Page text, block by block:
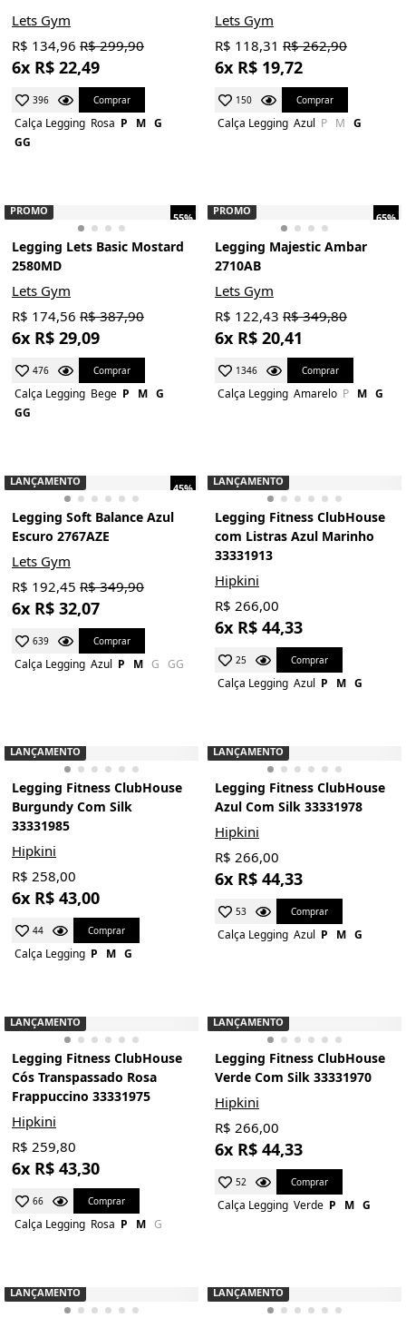
Lets Gym
R$ 134,96 R$ 299,90
6x R$ 22,49
396 Comprar
Calça Legging Rosa P M G
GG
Lets Gym
R$ 118,31 R$ 262,90
6x R$ 19,72
150 Comprar
Calça Legging Azul P M G
55%
PROMO
Legging Lets Basic Mostard
2580MD
Lets Gym
R$ 174,56 R$ 387,90
6x R$ 29,09
476 Comprar
Calça Legging Bege P M G
GG
65%
PROMO
Legging Majestic Ambar
2710AB
Lets Gym
R$ 122,43 R$ 349,80
6x R$ 20,41
1346 Comprar
Calça Legging Amarelo P M G
45%
LANÇAMENTO
Legging Soft Balance Azul
Escuro 2767AZE
Lets Gym
R$ 192,45 R$ 349,90
6x R$ 32,07
639 Comprar
Calça Legging Azul P M G GG
LANÇAMENTO
Legging Fitness ClubHouse
com Listras Azul Marinho
33331913
Hipkini
R$ 266,00
6x R$ 44,33
25 Comprar
Calça Legging Azul P M G
LANÇAMENTO
Legging Fitness ClubHouse
Burgundy Com Silk
33331985
Hipkini
R$ 258,00
6x R$ 43,00
44 Comprar
Calça Legging P M G
LANÇAMENTO
Legging Fitness ClubHouse
Azul Com Silk 33331978
Hipkini
R$ 266,00
6x R$ 44,33
53 Comprar
Calça Legging Azul P M G
LANÇAMENTO
Legging Fitness ClubHouse
Cós Transpassado Rosa
Frappuccino 33331975
Hipkini
R$ 259,80
6x R$ 43,30
66 Comprar
Calça Legging Rosa P M G
LANÇAMENTO
Legging Fitness ClubHouse
Verde Com Silk 33331970
Hipkini
R$ 266,00
6x R$ 44,33
52 Comprar
Calça Legging Verde P M G
LANÇAMENTO LANÇAMENTO